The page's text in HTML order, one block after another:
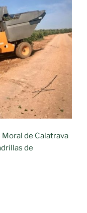
de Calatrava
de